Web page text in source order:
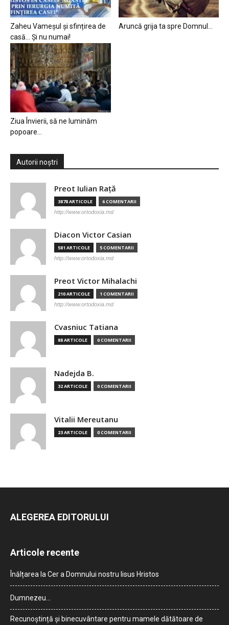
Zaheu Vameșul și sfințirea de
casă… Și nu numai!
Aruncă grija ta spre Domnul…
Ziua Învierii, să ne luminăm
popoare…
Autorii noștri
Preot Iulian Raţă
3878 ARTICOLE 6 COMENTARII
http://www.ortodoxia.md
Diacon Victor Casian
581 ARTICOLE 5 COMENTARII
http://www.ortodoxia.md
Preot Victor Mihalachi
210 ARTICOLE 1 COMENTARII
http://www.ortodoxia.md
Cvasniuc Tatiana
88 ARTICOLE 0 COMENTARII
Nadejda B.
32 ARTICOLE 0 COMENTARII
Vitalii Mereutanu
23 ARTICOLE 0 COMENTARII
ALEGEREA EDITORULUI
Articole recente
Înălțarea la Cer a Domnului nostru Iisus Hristos
Dumnezeu…
Recunoștință și binecuvântare pentru mamele dătătoare de